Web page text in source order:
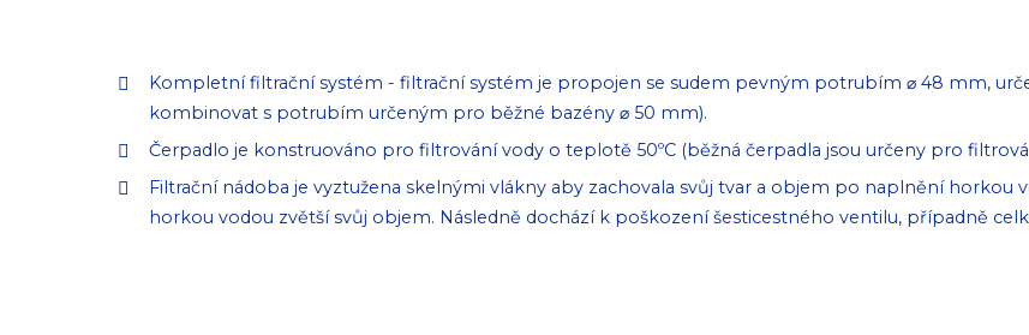
Kompletní filtrační systém - filtrační systém je propojen se sudem pevným potrubím ⌀ 48 mm,
kombinovat s potrubím určeným pro běžné bazény ⌀ 50 mm).
Čerpadlo je konstruováno pro filtrování vody o teplotě 50ºC (běžná čerpadla jsou určeny pro
Filtrační nádoba je vyztužena skelnými vlákny aby zachovala svůj tvar a objem po naplnění
horkou vodou zvětší svůj objem. Následně dochází k poškození šesticestného ventilu, případně